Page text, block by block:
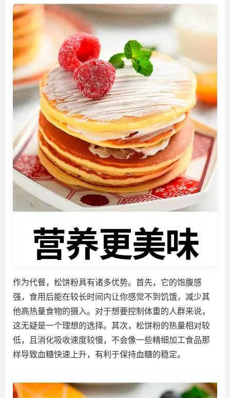
作为代餐，松饼粉具有诸多优势。首先，它的饱腹感
强，食用后能在较长时间内让你感觉不到饥饿，减少其
他高热量食物的摄入。对于想要控制体重的人群来说，
这无疑是一个理想的选择。其次，松饼粉的热量相对较
低，且消化吸收速度较慢，不会像一些精细加工食品那
样导致血糖快速上升，有利于保持血糖的稳定。